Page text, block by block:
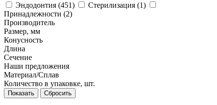
Эндодонтия (451) Стерилизация (1)
Принадлежности (2)
Производитель
Размер, мм
Конусность
Длина
Сечение
Наши предложения
Материал/Сплав
Количество в упаковке, шт.
Сбросить